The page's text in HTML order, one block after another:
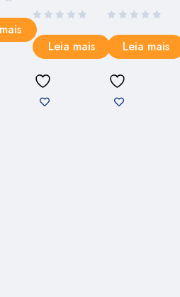
Leia mais Leia mais